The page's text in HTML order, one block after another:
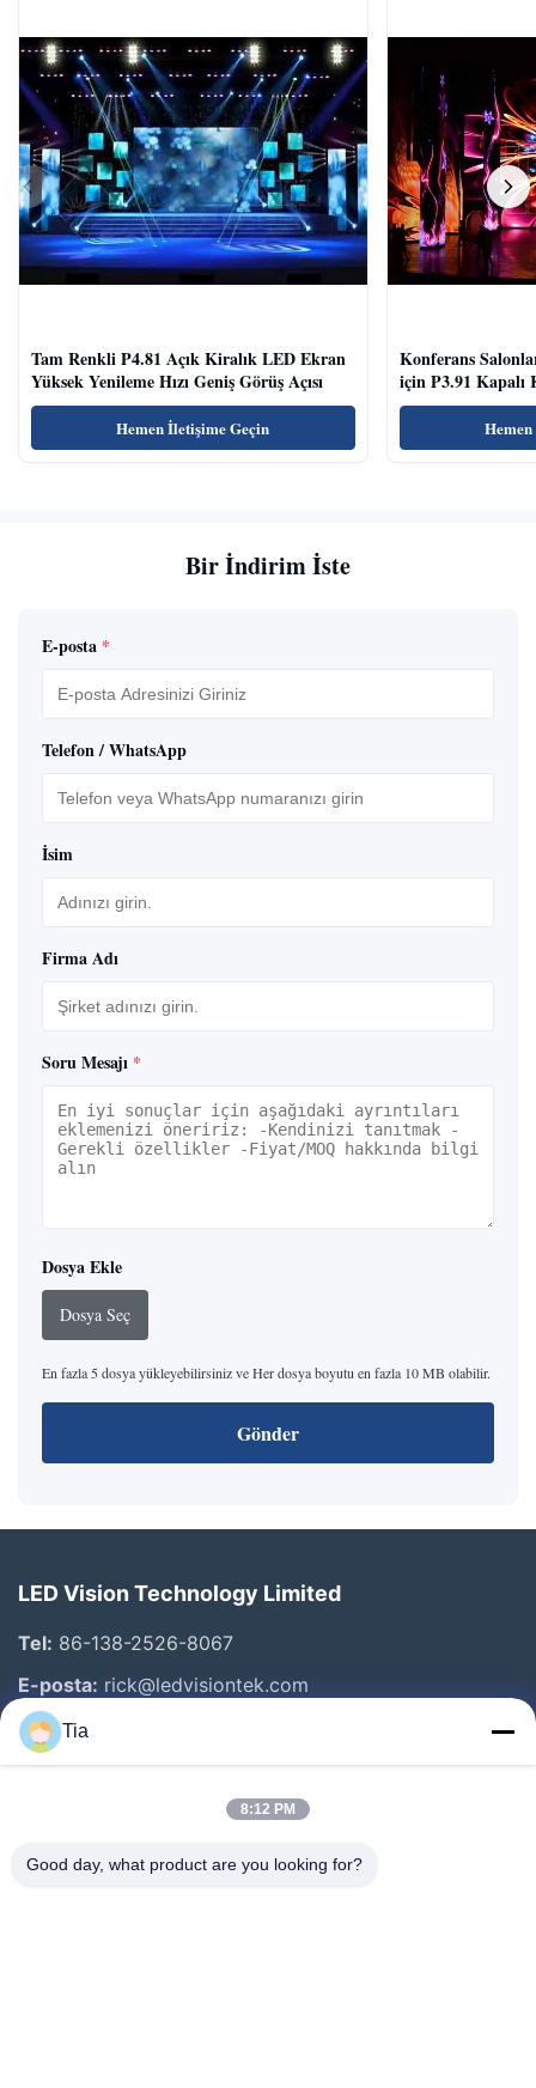
Tam Renkli P4.81 Açık Kiralık LED Ekran
Yüksek Yenileme Hızı Geniş Görüş Açısı
Hemen İletişime Geçin
Konferans
için P3.91
Temizle
Bir İndirim İste
E-posta *
Telefon / WhatsApp
İsim
Firma Adı
Soru Mesajı *
Dosya Ekle
Dosya Seç
En fazla 5 dosya yükleyebilirsiniz ve Her dosya boyutu en fazla 10 MB olabilir.
Gönder
LED Vision Technology Limited
Tel: 86-138-2526-8067
E-posta: rick@ledvisiontek.com
Hızlı Bağlantılar
Ürün:% S
Tia
8:12 PM
Good day, what product are you looking for?